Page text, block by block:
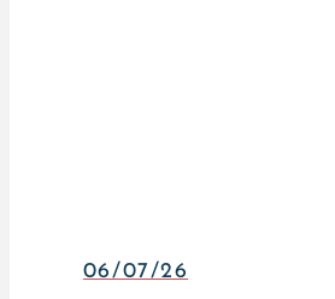
06/07/26